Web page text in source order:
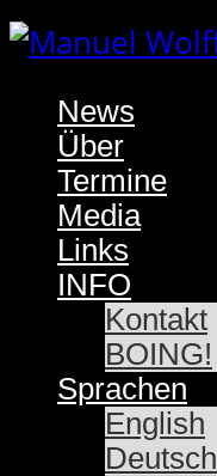
News
Über
Termine
Media
Links
INFO
Kontakt
BOING!
Sprachen
English
Deutsch